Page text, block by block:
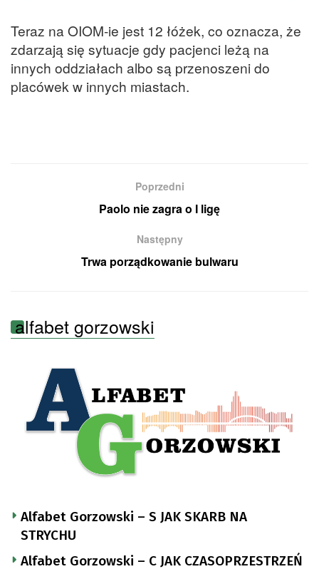
Teraz na OIOM-ie jest 12 łóżek, co oznacza, że
zdarzają się sytuacje gdy pacjenci leżą na
innych oddziałach albo są przenoszeni do
placówek w innych miastach.
Poprzedni
Paolo nie zagra o I ligę
Następny
Trwa porządkowanie bulwaru
alfabet gorzowski
Alfabet Gorzowski – S JAK SKARB NA
STRYCHU
Alfabet Gorzowski – C JAK CZASOPRZESTRZEŃ